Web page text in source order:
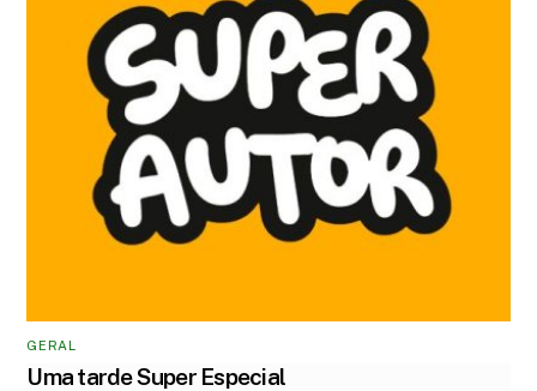
GERAL
Uma tarde Super Especial